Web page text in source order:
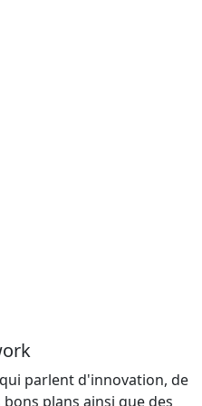
parlent d'innovation, de
plans ainsi que des